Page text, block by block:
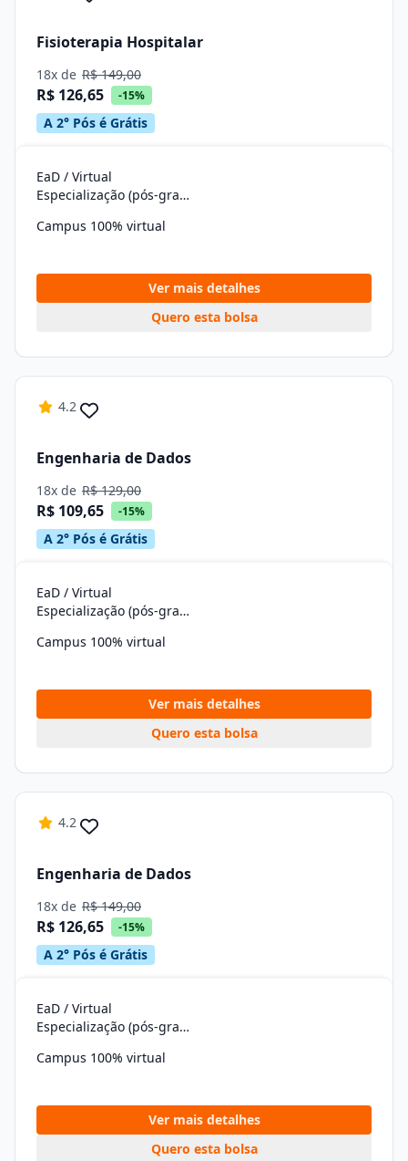
Fisioterapia Hospitalar
18x de R$ 149,00
R$ 126,65 -15%
A 2° Pós é Grátis
EaD / Virtual
Especialização (pós-graduação)
Campus 100% virtual
Ver mais detalhes
Quero esta bolsa
4.2
Engenharia de Dados
18x de R$ 129,00
R$ 109,65 -15%
A 2° Pós é Grátis
EaD / Virtual
Especialização (pós-graduação)
Campus 100% virtual
Ver mais detalhes
Quero esta bolsa
4.2
Engenharia de Dados
18x de R$ 149,00
R$ 126,65 -15%
A 2° Pós é Grátis
EaD / Virtual
Especialização (pós-graduação)
Campus 100% virtual
Ver mais detalhes
Quero esta bolsa